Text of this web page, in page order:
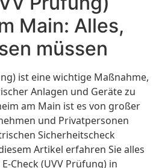
Main: Alles,
müssen
ist eine wichtige Maßnahme,
Anlagen und Geräte zu
am Main ist es von großer
und Privatpersonen
Sicherheitscheck
Artikel erfahren Sie alles
Check (UVV Prüfung) in